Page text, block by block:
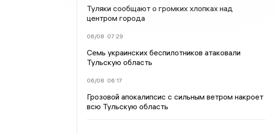
Туляки сообщают о громких хлопках над
центром города
06/08 07:29
Семь украинских беспилотников атаковали
Тульскую область
06/08 06:17
Грозовой апокалипсис с сильным ветром накроет
всю Тульскую область